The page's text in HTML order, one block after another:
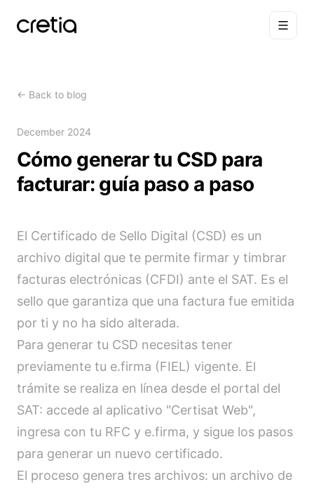
← Back to blog
December 2024
Cómo generar tu CSD para
facturar: guía paso a paso
El Certificado de Sello Digital (CSD) es un
archivo digital que te permite firmar y timbrar
facturas electrónicas (CFDI) ante el SAT. Es el
sello que garantiza que una factura fue emitida
por ti y no ha sido alterada.
Para generar tu CSD necesitas tener
previamente tu e.firma (FIEL) vigente. El
trámite se realiza en línea desde el portal del
SAT: accede al aplicativo "Certisat Web",
ingresa con tu RFC y e.firma, y sigue los pasos
para generar un nuevo certificado.
El proceso genera tres archivos: un archivo de